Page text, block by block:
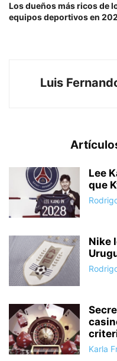
Los dueños más ricos de
equipos deportivos en
Luis
Lee
que
Nike
Karla